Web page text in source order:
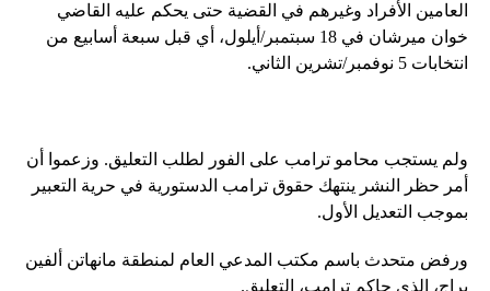
العامين الأفراد وغيرهم في القضية حتى يحكم عليه القاضي
خوان ميرشان في 18 سبتمبر/أيلول، أي قبل سبعة أسابيع من
انتخابات 5 نوفمبر/تشرين الثاني.
ولم يستجب محامو ترامب على الفور لطلب التعليق. وزعموا أن
أمر حظر النشر ينتهك حقوق ترامب الدستورية في حرية التعبير
بموجب التعديل الأول.
ورفض متحدث باسم مكتب المدعي العام لمنطقة مانهاتن ألفين
براج، الذي حاكم ترامب، التعليق.